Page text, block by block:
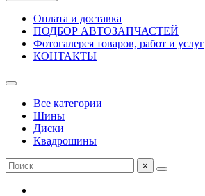
Оплата и доставка
ПОДБОР АВТОЗАПЧАСТЕЙ
Фотогалерея товаров, работ и услуг
КОНТАКТЫ
Все категории
Шины
Диски
Квадрошины
×